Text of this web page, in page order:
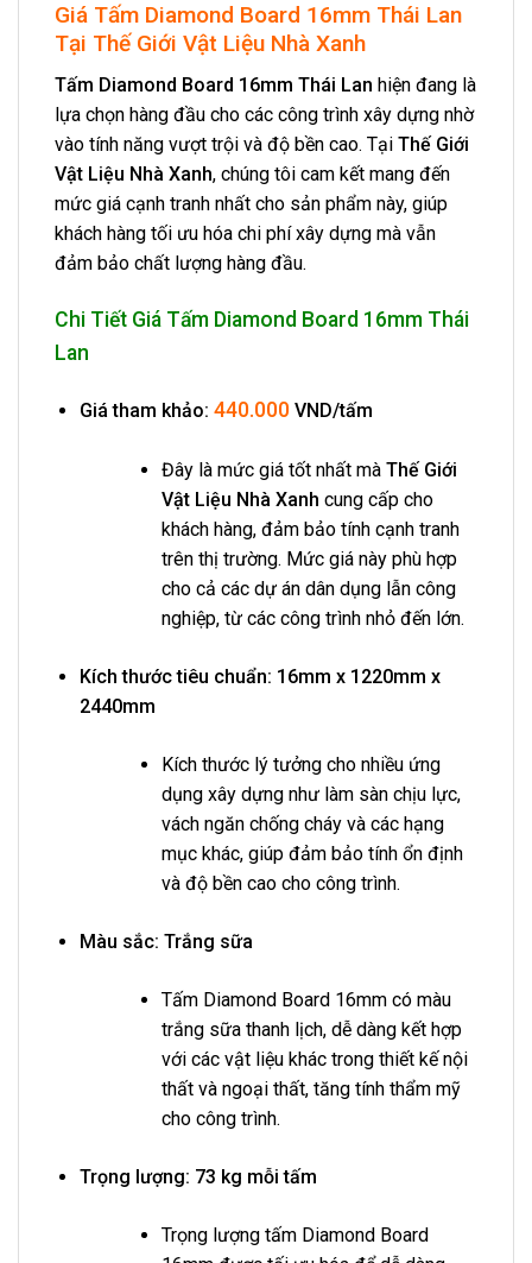
Giá Tấm Diamond Board 16mm Thái Lan
Tại Thế Giới Vật Liệu Nhà Xanh
Tấm Diamond Board 16mm Thái Lan hiện đang là
lựa chọn hàng đầu cho các công trình xây dựng nhờ
vào tính năng vượt trội và độ bền cao. Tại Thế Giới
Vật Liệu Nhà Xanh, chúng tôi cam kết mang đến
mức giá cạnh tranh nhất cho sản phẩm này, giúp
khách hàng tối ưu hóa chi phí xây dựng mà vẫn
đảm bảo chất lượng hàng đầu.
Chi Tiết Giá Tấm Diamond Board 16mm Thái
Lan
Giá tham khảo: 440.000 VND/tấm
Đây là mức giá tốt nhất mà Thế Giới
Vật Liệu Nhà Xanh cung cấp cho
khách hàng, đảm bảo tính cạnh tranh
trên thị trường. Mức giá này phù hợp
cho cả các dự án dân dụng lẫn công
nghiệp, từ các công trình nhỏ đến lớn.
Kích thước tiêu chuẩn: 16mm x 1220mm x
2440mm
Kích thước lý tưởng cho nhiều ứng
dụng xây dựng như làm sàn chịu lực,
vách ngăn chống cháy và các hạng
mục khác, giúp đảm bảo tính ổn định
và độ bền cao cho công trình.
Màu sắc: Trắng sữa
Tấm Diamond Board 16mm có màu
trắng sữa thanh lịch, dễ dàng kết hợp
với các vật liệu khác trong thiết kế nội
thất và ngoại thất, tăng tính thẩm mỹ
cho công trình.
Trọng lượng: 73 kg mỗi tấm
Trọng lượng tấm Diamond Board